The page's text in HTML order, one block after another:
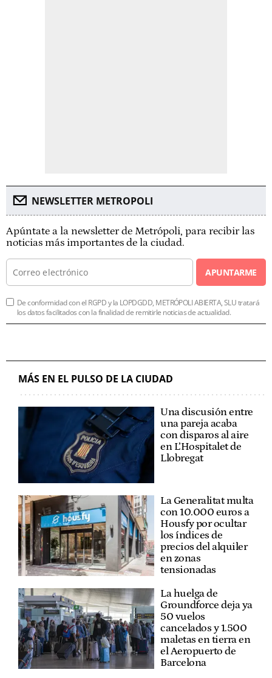
NEWSLETTER METROPOLI
Apúntate a la newsletter de Metrópoli, para recibir las
noticias más importantes de la ciudad.
APUNTARME
De conformidad con el RGPD y la LOPDGDD, METRÓPOLI ABIERTA, SLU tratará
los datos facilitados con la finalidad de remitirle noticias de actualidad.
MÁS EN EL PULSO DE LA CIUDAD
Una discusión entre
una pareja acaba
con disparos al aire
en L’Hospitalet de
Llobregat
La Generalitat multa
con 10.000 euros a
Housfy por ocultar
los índices de
precios del alquiler
en zonas
tensionadas
La huelga de
Groundforce deja ya
50 vuelos
cancelados y 1.500
maletas en tierra en
el Aeropuerto de
Barcelona